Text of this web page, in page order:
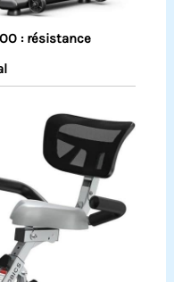
: résistance